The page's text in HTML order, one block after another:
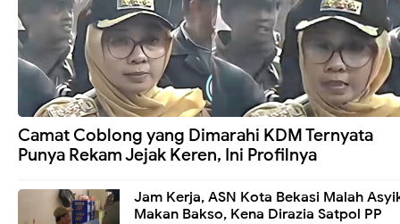
Camat Coblong yang Dimarahi KDM Ternyata
Punya Rekam Jejak Keren, Ini Profilnya
Jam Kerja, ASN Kota Bekasi Malah
Makan Bakso, Kena Dirazia Satpol PP